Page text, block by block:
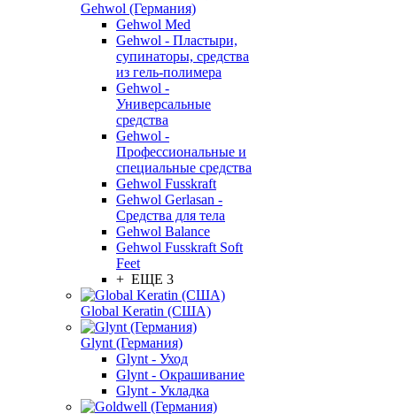
Gehwol (Германия)
Gehwol Med
Gehwol - Пластыри,
супинаторы, средства
из гель-полимера
Gehwol -
Универсальные
средства
Gehwol -
Профессиональные и
специальные средства
Gehwol Fusskraft
Gehwol Gerlasan -
Средства для тела
Gehwol Balance
Gehwol Fusskraft Soft
Feet
+ ЕЩЕ 3
Global Keratin (США)
Glynt (Германия)
Glynt - Уход
Glynt - Окрашивание
Glynt - Укладка